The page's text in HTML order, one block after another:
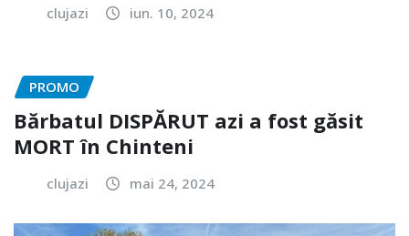
clujazi iun. 10, 2024
PROMO
Bărbatul DISPĂRUT azi a fost găsit
MORT în Chinteni
clujazi mai 24, 2024